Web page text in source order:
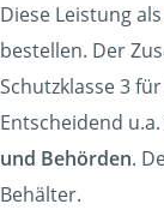
Diese Leistung als
bestellen. Der
Schutzklasse 3
Entscheidend
und Behörden.
Behälter.